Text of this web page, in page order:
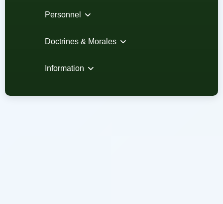
Personnel
Doctrines & Morales
Information